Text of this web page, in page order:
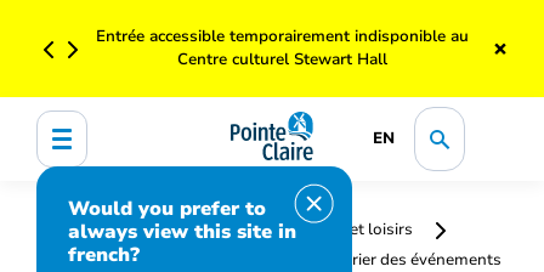
Entrée accessible temporairement indisponible au
Centre culturel Stewart Hall
×
EN
Would you prefer to
always view this site in
french?
Accueil
Bibliothèque, culture, sports et loisirs
Programmation et inscription
Calendrier des événements